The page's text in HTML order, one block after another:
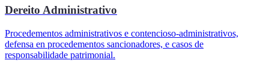
Dereito Administrativo
Procedementos administrativos e contencioso-administrativos,
defensa en procedementos sancionadores, e casos de
responsabilidade patrimonial.